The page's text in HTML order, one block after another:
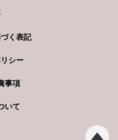
く表記
シー
事項
いて